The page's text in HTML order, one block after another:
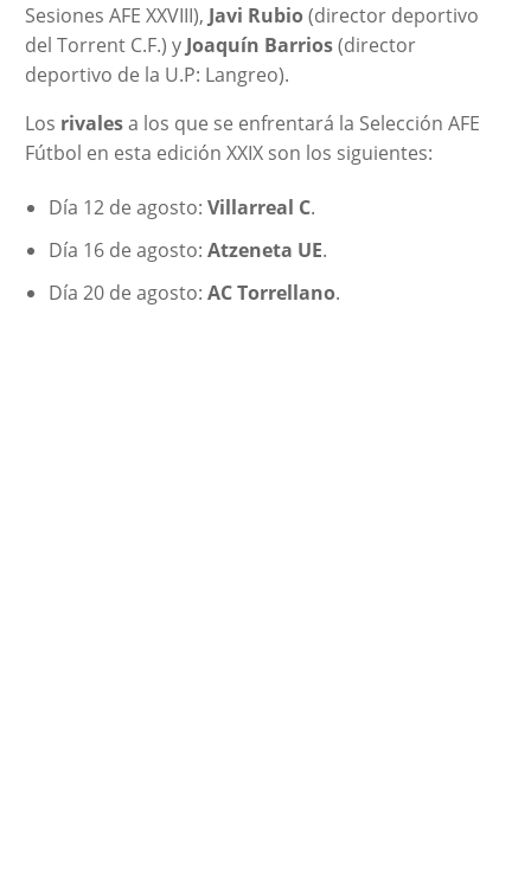
Sesiones AFE XXVIII), Javi Rubio(director deportivo
del Torrent C.F.) y Joaquín Barrios(director
deportivo de la U.P: Langreo).
Los rivalesa los que se enfrentará la Selección AFE
Fútbol en esta edición XXIX son los siguientes:
Día 12 de agosto: Villarreal C.
Día 16 de agosto: Atzeneta UE.
Día 20 de agosto: AC Torrellano.